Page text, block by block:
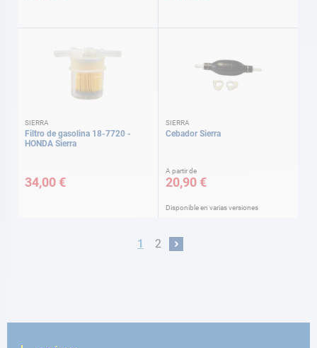
SIERRA
Filtro de gasolina 18-7720 -
HONDA Sierra
34,00 €
SIERRA
Cebador Sierra
A partir de
20,90 €
Disponible en varias versiones
Página
Actualmente estás leyendo página
1 Página
2 Página
Siguiente